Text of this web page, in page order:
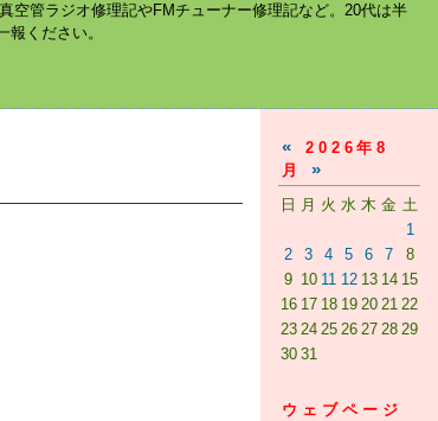
空管ラジオ修理記やFMチューナー修理記など。20代は半
ください。
« 2026年8
月
»
日 月 火 水 木 金 土
1
2
3 4 5 6 7
8
9 10 11 12 13 14 15
16 17 18 19 20 21 22
23 24 25 26 27 28 29
30 31
ウェブページ